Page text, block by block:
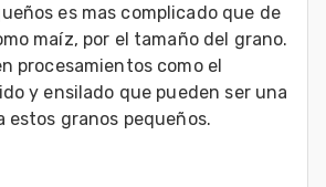
es mas complicado que de
maíz, por el tamaño del grano.
procesamientos como el
y ensilado que pueden ser una
estos granos pequeños.